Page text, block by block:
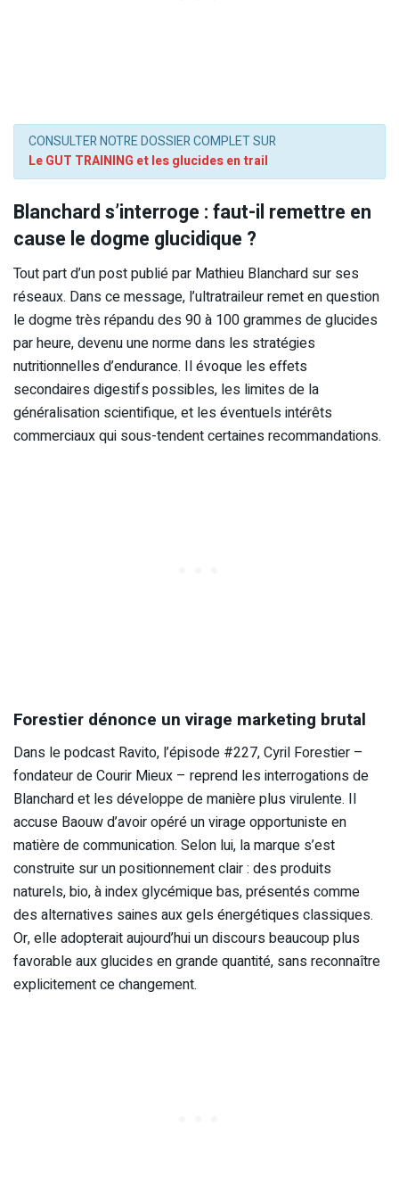
CONSULTER NOTRE DOSSIER COMPLET SUR
Le GUT TRAINING et les glucides en trail
Blanchard s’interroge : faut-il remettre en
cause le dogme glucidique ?
Tout part d’un post publié par Mathieu Blanchard sur ses
réseaux. Dans ce message, l’ultratraileur remet en question
le dogme très répandu des 90 à 100 grammes de glucides
par heure, devenu une norme dans les stratégies
nutritionnelles d’endurance. Il évoque les effets
secondaires digestifs possibles, les limites de la
généralisation scientifique, et les éventuels intérêts
commerciaux qui sous-tendent certaines recommandations.
Forestier dénonce un virage marketing brutal
Dans le podcast Ravito, l’épisode #227, Cyril Forestier –
fondateur de Courir Mieux – reprend les interrogations de
Blanchard et les développe de manière plus virulente. Il
accuse Baouw d’avoir opéré un virage opportuniste en
matière de communication. Selon lui, la marque s’est
construite sur un positionnement clair : des produits
naturels, bio, à index glycémique bas, présentés comme
des alternatives saines aux gels énergétiques classiques.
Or, elle adopterait aujourd’hui un discours beaucoup plus
favorable aux glucides en grande quantité, sans reconnaître
explicitement ce changement.